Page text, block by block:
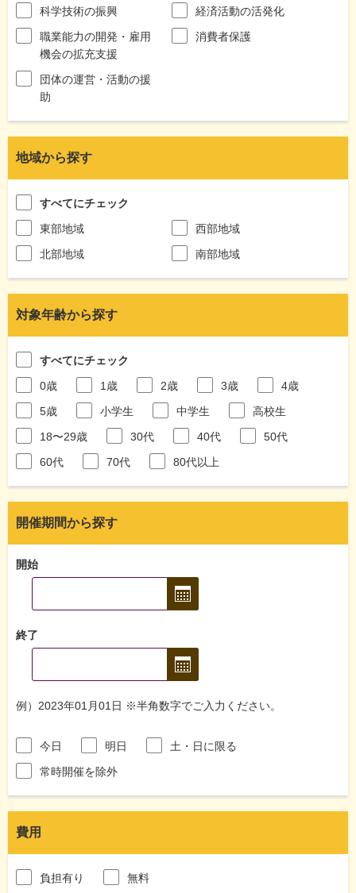
科学技術の振興
経済活動の活発化
職業能力の開発・雇用
機会の拡充支援
消費者保護
団体の運営・活動の援
助
地域から探す
すべてにチェック
東部地域
西部地域
北部地域
南部地域
対象年齢から探す
すべてにチェック
0歳
1歳 2歳 3歳
4歳
5歳
小学生 中学生
高校生
18〜29歳
30代 40代
50代
60代
70代 80代以上
開催期間から探す
開始
終了
例）2023年01月01日 ※半角数字でご入力ください。
今日 明日
土・日に限る
常時開催を除外
費用
負担有り 無料